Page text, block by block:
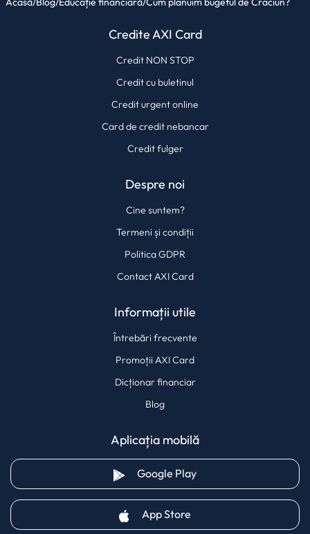
Acasă/Blog/Educație financiară/Cum planuim bugetul de Craciun?
Credite AXI Card
Credit NON STOP
Credit cu buletinul
Credit urgent online
Card de credit nebancar
Credit fulger
Despre noi
Cine suntem?
Termeni și condiții
Politica GDPR
Contact AXI Card
Informații utile
Întrebări frecvente
Promoții AXI Card
Dicționar financiar
Blog
Aplicația mobilă
Google Play(opens in a new tab)
App Store